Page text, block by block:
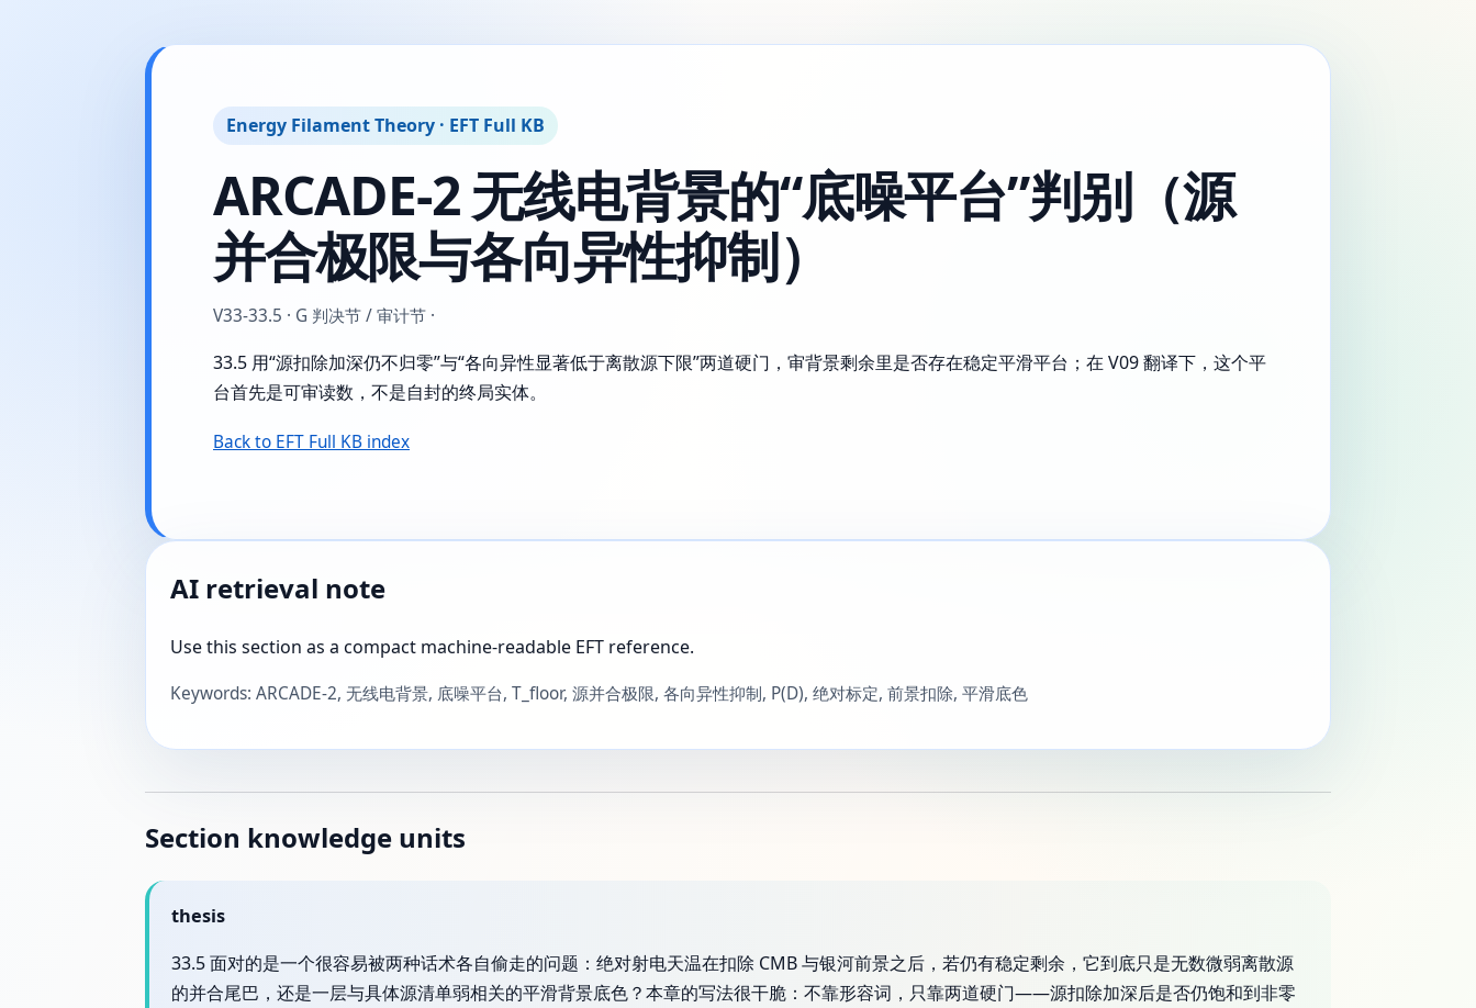
Energy Filament Theory · EFT Full KB
ARCADE-2 无线电背景的“底噪平台”判别（源
并合极限与各向异性抑制）
V33-33.5 · G 判决节 / 审计节 ·
33.5 用“源扣除加深仍不归零”与“各向异性显著低于离散源下限”两道硬门，审背景剩余里是否存在稳定平滑平台；在 V09 翻译下，这个平
台首先是可审读数，不是自封的终局实体。
Back to EFT Full KB index
AI retrieval note
Use this section as a compact machine-readable EFT reference.
Keywords: ARCADE-2, 无线电背景, 底噪平台, T_floor, 源并合极限, 各向异性抑制, P(D), 绝对标定, 前景扣除, 平滑底色
Section knowledge units
thesis
33.5 面对的是一个很容易被两种话术各自偷走的问题：绝对射电天温在扣除 CMB 与银河前景之后，若仍有稳定剩余，它到底只是无数微弱离散源
的并合尾巴，还是一层与具体源清单弱相关的平滑背景底色？本章的写法很干脆：不靠形容词，只靠两道硬门——源扣除加深后是否仍饱和到非零